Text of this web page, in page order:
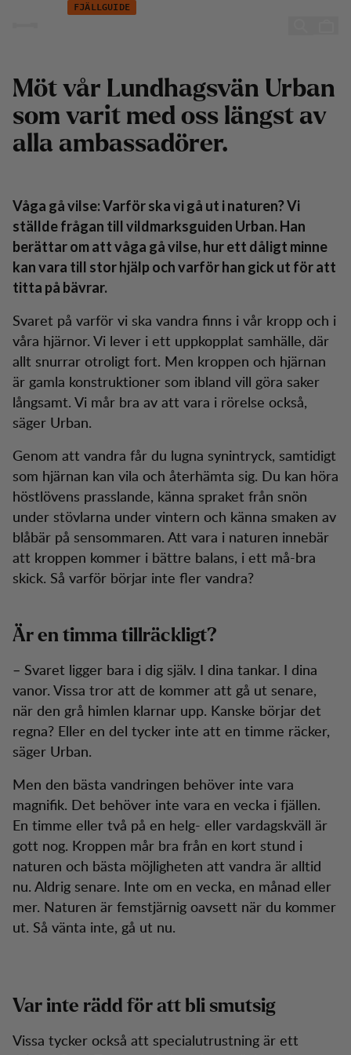
Hoppa till innehåll
Urban AxelssonFJÄLLGUIDE
Möt vår Lundhagsvän Urban
som varit med oss ​​längst av
alla ambassadörer.
Våga gå vilse: Varför ska vi gå ut i naturen? Vi
ställde frågan till vildmarksguiden Urban. Han
berättar om att våga gå vilse, hur ett dåligt minne
kan vara till stor hjälp och varför han gick ut för att
titta på bävrar.
Svaret på varför vi ska vandra finns i vår kropp och i
våra hjärnor. Vi lever i ett uppkopplat samhälle, där
allt snurrar otroligt fort. Men kroppen och hjärnan
är gamla konstruktioner som ibland vill göra saker
långsamt. Vi mår bra av att vara i rörelse också,
säger Urban.
Genom att vandra får du lugna synintryck, samtidigt
som hjärnan kan vila och återhämta sig. Du kan höra
höstlövens prasslande, känna spraket från snön
under stövlarna under vintern och känna smaken av
blåbär på sensommaren. Att vara i naturen innebär
att kroppen kommer i bättre balans, i ett må-bra
skick. Så varför börjar inte fler vandra?
Är en timma tillräckligt?
– Svaret ligger bara i dig själv. I dina tankar. I dina
vanor. Vissa tror att de kommer att gå ut senare,
när den grå himlen klarnar upp. Kanske börjar det
regna? Eller en del tycker inte att en timme räcker,
säger Urban.
Men den bästa vandringen behöver inte vara
magnifik. Det behöver inte vara en vecka i fjällen.
En timme eller två på en helg- eller vardagskväll är
gott nog. Kroppen mår bra från en kort stund i
naturen och bästa möjligheten att vandra är alltid
nu. Aldrig senare. Inte om en vecka, en månad eller
mer. Naturen är femstjärnig oavsett när du kommer
ut. Så vänta inte, gå ut nu.
Var inte rädd för att bli smutsig
Vissa tycker också att specialutrustning är ett